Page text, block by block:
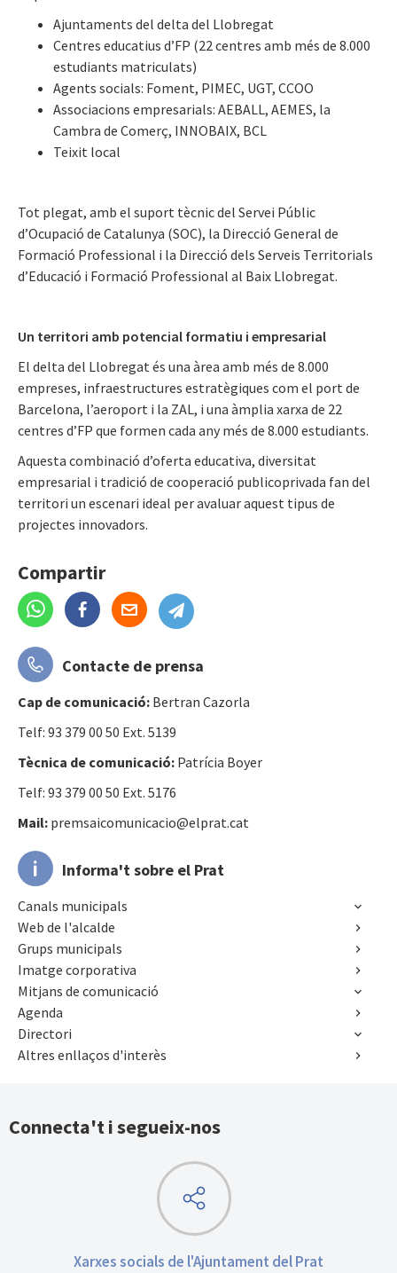
Ajuntaments del delta del Llobregat
Centres educatius d’FP (22 centres amb més de 8.000
estudiants matriculats)
Agents socials: Foment, PIMEC, UGT, CCOO
Associacions empresarials: AEBALL, AEMES, la
Cambra de Comerç, INNOBAIX, BCL
Teixit local
Tot plegat, amb el suport tècnic del Servei Públic
d’Ocupació de Catalunya (SOC), la Direcció General de
Formació Professional i la Direcció dels Serveis Territorials
d’Educació i Formació Professional al Baix Llobregat.
Un territori amb potencial formatiu i empresarial
El delta del Llobregat és una àrea amb més de 8.000
empreses, infraestructures estratègiques com el port de
Barcelona, l’aeroport i la ZAL, i una àmplia xarxa de 22
centres d’FP que formen cada any més de 8.000 estudiants.
Aquesta combinació d’oferta educativa, diversitat
empresarial i tradició de cooperació publicoprivada fan del
territori un escenari ideal per avaluar aquest tipus de
projectes innovadors.
Compartir
Contacte de prensa
Cap de comunicació: Bertran Cazorla
Telf: 93 379 00 50 Ext. 5139
Tècnica de comunicació: Patrícia Boyer
Telf: 93 379 00 50 Ext. 5176
Mail: premsaicomunicacio@elprat.cat
Informa't sobre el Prat
Canals municipals
Web de l'alcalde
Grups municipals
Imatge corporativa
Mitjans de comunicació
Agenda
Directori
Altres enllaços d'interès
Connecta't i segueix-nos
Xarxes socials de l'Ajuntament del Prat